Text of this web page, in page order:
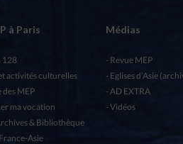
à Paris
128
activités culturelles
MEP
ma vocation
& Bibliothèque
Asie
Médias
Revue MEP
Eglises d’Asie
AD EXTRA
Vidéos